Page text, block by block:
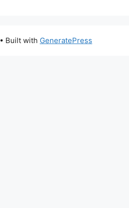
• Built with GeneratePress